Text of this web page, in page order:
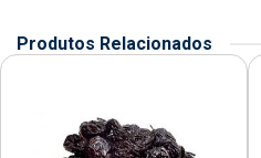
Produtos Relacionados